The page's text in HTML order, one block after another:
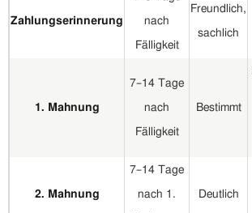
Zahlungserinnerung nach
Fälligkeit
Freundlich,
sachlich
1. Mahnung
7–14 Tage
nach
Fälligkeit
Bestimmt
2. Mahnung
7–14 Tage
nach 1. Deutlich